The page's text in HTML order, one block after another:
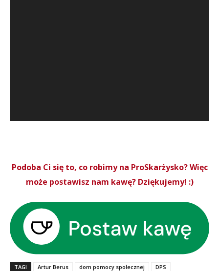
Podoba Ci się to, co robimy na ProSkarżysko? Więc
może postawisz nam kawę? Dziękujemy! :)
TAGI Artur Berus dom pomocy społecznej
DPS